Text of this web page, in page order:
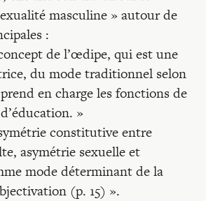
masculine » autour de
:
de l’œdipe, qui est une
du mode traditionnel selon
en charge les fonctions de
»
constitutive entre
asymétrie sexuelle et
mode déterminant de la
(p. 15) ».